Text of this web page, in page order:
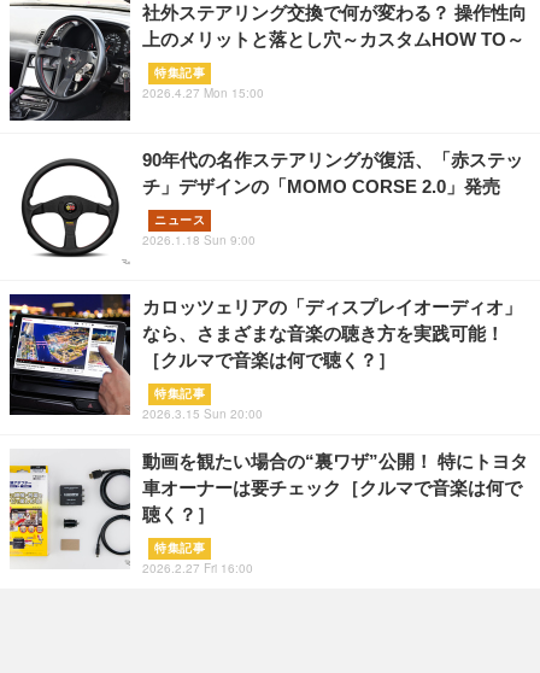
社外ステアリング交換で何が変わる？ 操作性向
上のメリットと落とし穴～カスタムHOW TO～
特集記事
2026.4.27 Mon 15:00
90年代の名作ステアリングが復活、「赤ステッ
チ」デザインの「MOMO CORSE 2.0」発売
ニュース
2026.1.18 Sun 9:00
カロッツェリアの「ディスプレイオーディオ」
なら、さまざまな音楽の聴き方を実践可能！
［クルマで音楽は何で聴く？］
特集記事
2026.3.15 Sun 20:00
動画を観たい場合の“裏ワザ”公開！ 特にトヨタ
車オーナーは要チェック［クルマで音楽は何で
聴く？］
特集記事
2026.2.27 Fri 16:00